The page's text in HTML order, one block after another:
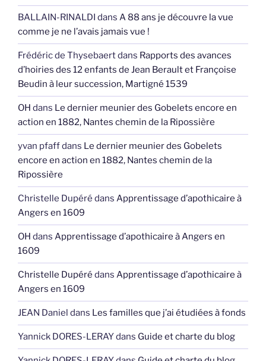
BALLAIN-RINALDI dans A 88 ans je découvre la vue
comme je ne l’avais jamais vue !
Frédéric de Thysebaertdans Rapports des avances
d’hoiries des 12 enfants de Jean Berault et Françoise
Beudin à leur succession, Martigné 1539
OH dans Le dernier meunier des Gobelets encore en
action en 1882, Nantes chemin de la Ripossière
yvan pfaffdans Le dernier meunier des Gobelets
encore en action en 1882, Nantes chemin de la
Ripossière
Christelle Dupéré dans Apprentissage d’apothicaire à
Angers en 1609
OH dans Apprentissage d’apothicaire à Angers en
1609
Christelle Dupéré dans Apprentissage d’apothicaire à
Angers en 1609
JEAN Daniel dans Les familles que j’ai étudiées à fonds
Yannick DORES-LERAYdans Guide et charte du blog